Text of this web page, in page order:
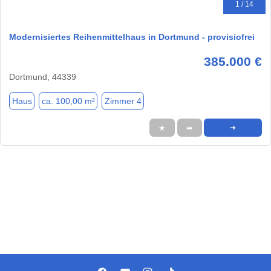
1 / 14
Modernisiertes Reihenmittelhaus in Dortmund - provisiofrei
385.000 €
Dortmund, 44339
Haus ca. 100,00 m² Zimmer 4
★ ➦ ➜